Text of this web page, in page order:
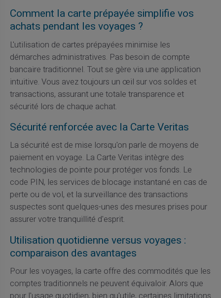
Comment la carte prépayée simplifie vos
achats pendant les voyages ?
L'utilisation de cartes prépayées minimise les
démarches administratives. Pas besoin de compte
bancaire traditionnel. Tout se gère via une application
intuitive. Vous avez toujours un œil sur vos soldes et
transactions, assurant une totale transparence et
sécurité lors de chaque achat.
Sécurité renforcée avec la Carte Veritas
La sécurité est de mise lorsqu'on parle de moyens de
paiement en voyage. La Carte Veritas intègre des
technologies de pointe pour protéger vos fonds. Le
code PIN, les services de blocage instantané en cas de
perte ou de vol, et la surveillance des transactions
suspectes sont quelques-unes des mesures prises pour
assurer votre tranquillité d'esprit.
Utilisation quotidienne versus voyages :
comparaison des avantages
Pour les voyages, la carte offre des commodités que les
comptes traditionnels ne peuvent équivaloir. Alors que